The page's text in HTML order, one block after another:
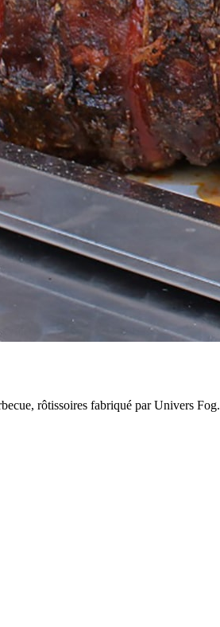
rôtissoires fabriqué par Univers Fog.